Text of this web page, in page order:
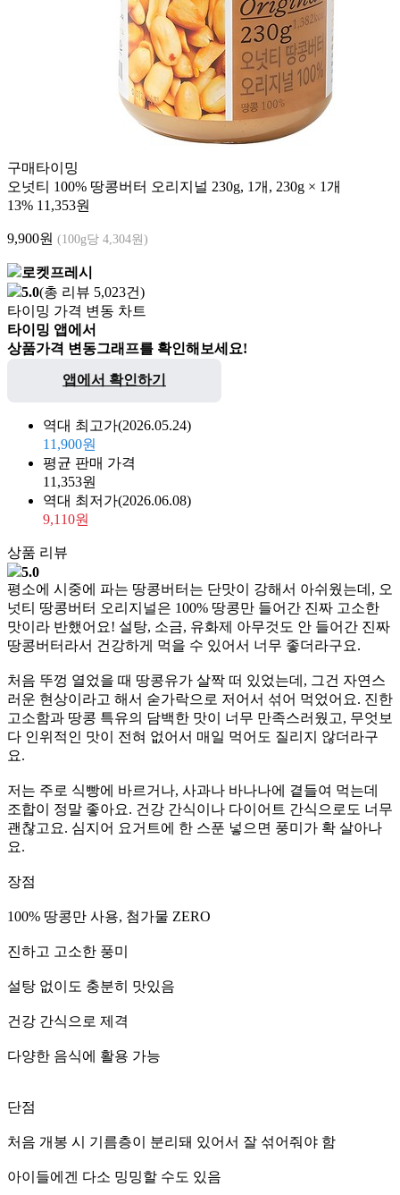
구매타이밍
오넛티 100% 땅콩버터 오리지널 230g, 1개, 230g × 1개
13% 11,353원
9,900원 (100g당 4,304원)
로켓프레시
5.0(총 리뷰 5,023건)
타이밍 가격 변동 차트
타이밍 앱에서
상품가격 변동그래프를 확인해보세요!
앱에서 확인하기
역대 최고가(2026.05.24)
11,900원
평균 판매 가격
11,353원
역대 최저가(2026.06.08)
9,110원
상품 리뷰
5.0
평소에 시중에 파는 땅콩버터는 단맛이 강해서 아쉬웠는데, 오
넛티 땅콩버터 오리지널은 100% 땅콩만 들어간 진짜 고소한
맛이라 반했어요! 설탕, 소금, 유화제 아무것도 안 들어간 진짜
땅콩버터라서 건강하게 먹을 수 있어서 너무 좋더라구요.
처음 뚜껑 열었을 때 땅콩유가 살짝 떠 있었는데, 그건 자연스
러운 현상이라고 해서 숟가락으로 저어서 섞어 먹었어요. 진한
고소함과 땅콩 특유의 담백한 맛이 너무 만족스러웠고, 무엇보
다 인위적인 맛이 전혀 없어서 매일 먹어도 질리지 않더라구
요.
저는 주로 식빵에 바르거나, 사과나 바나나에 곁들여 먹는데
조합이 정말 좋아요. 건강 간식이나 다이어트 간식으로도 너무
괜찮고요. 심지어 요거트에 한 스푼 넣으면 풍미가 확 살아나
요.
장점
100% 땅콩만 사용, 첨가물 ZERO
진하고 고소한 풍미
설탕 없이도 충분히 맛있음
건강 간식으로 제격
다양한 음식에 활용 가능
단점
처음 개봉 시 기름층이 분리돼 있어서 잘 섞어줘야 함
아이들에겐 다소 밍밍할 수도 있음